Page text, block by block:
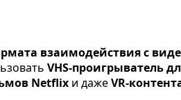
взаимодействия с
VHS-проигрыватель
Netflix и дажеVR-